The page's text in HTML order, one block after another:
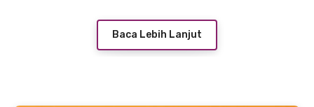
Baca Lebih Lanjut